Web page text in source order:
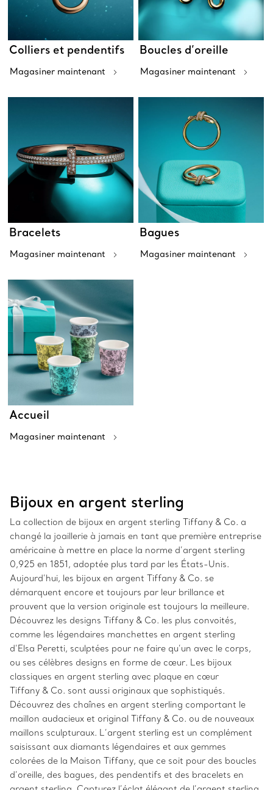
Colliers et pendentifs
Magasiner maintenant
Boucles d’oreille
Magasiner maintenant
Bracelets
Magasiner maintenant
Bagues
Magasiner maintenant
Accueil
Magasiner maintenant
Bijoux en argent sterling
La collection de bijoux en argent sterling Tiffany & Co. a
changé la joaillerie à jamais en tant que première entreprise
américaine à mettre en place la norme d’argent sterling
0,925 en 1851, adoptée plus tard par les États-Unis.
Aujourd’hui, les bijoux en argent Tiffany & Co. se
démarquent encore et toujours par leur brillance et
prouvent que la version originale est toujours la meilleure.
Découvrez les designs Tiffany & Co. les plus convoités,
comme les légendaires manchettes en argent sterling
d’Elsa Peretti, sculptées pour ne faire qu’un avec le corps,
ou ses célèbres designs en forme de cœur. Les bijoux
classiques en argent sterling avec plaque en cœur
Tiffany & Co. sont aussi originaux que sophistiqués.
Découvrez des chaînes en argent sterling comportant le
maillon audacieux et original Tiffany & Co. ou de nouveaux
maillons sculpturaux. L’argent sterling est un complément
saisissant aux diamants légendaires et aux gemmes
colorées de la Maison Tiffany, que ce soit pour des boucles
d’oreille, des bagues, des pendentifs et des bracelets en